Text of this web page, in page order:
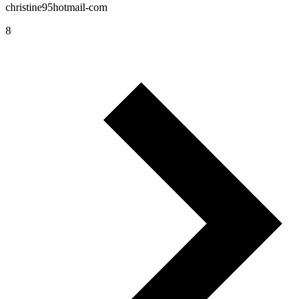
christine95hotmail-com
8